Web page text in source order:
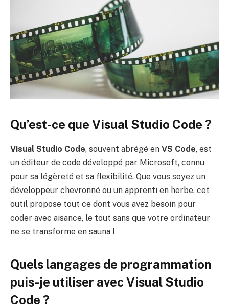
Qu’est-ce que Visual Studio Code ?
Visual Studio Code, souvent abrégé en VS Code, est
un éditeur de code développé par Microsoft, connu
pour sa légèreté et sa flexibilité. Que vous soyez un
développeur chevronné ou un apprenti en herbe, cet
outil propose tout ce dont vous avez besoin pour
coder avec aisance, le tout sans que votre ordinateur
ne se transforme en sauna !
Quels langages de programmation
puis-je utiliser avec Visual Studio
Code ?